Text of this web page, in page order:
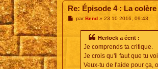
Re: Épisode 4 : La
MparBend» 23 10 2016, 09:43
Herlock a écrit :
Je comprends ta critique.
Je crois qu'il faut que tu
Veux-tu de l'aide pour ça,